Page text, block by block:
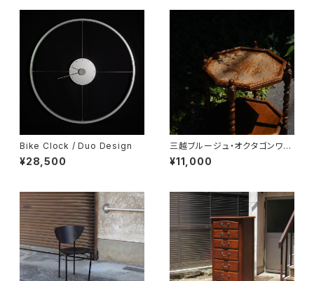
Bike Clock / Duo Design
¥28,500
三越ブルージュ・オクタゴンワゴ
ン
¥11,000